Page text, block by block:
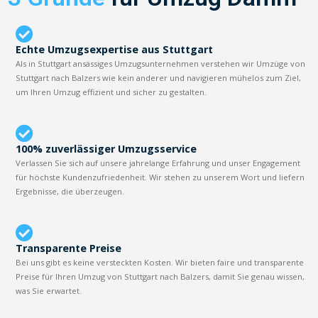
Echte Umzugsexpertise aus Stuttgart
Als in Stuttgart ansässiges Umzugsunternehmen verstehen wir Umzüge von
Stuttgart nach Balzers wie kein anderer und navigieren mühelos zum Ziel,
um Ihren Umzug effizient und sicher zu gestalten.
100% zuverlässiger Umzugsservice
Verlassen Sie sich auf unsere jahrelange Erfahrung und unser Engagement
für höchste Kundenzufriedenheit. Wir stehen zu unserem Wort und liefern
Ergebnisse, die überzeugen.
Transparente Preise
Bei uns gibt es keine versteckten Kosten. Wir bieten faire und transparente
Preise für Ihren Umzug von Stuttgart nach Balzers, damit Sie genau wissen,
was Sie erwartet.